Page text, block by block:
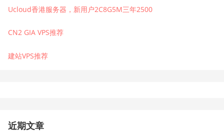
Ucloud香港服务器，新用户2C8G5M三年2500
CN2 GIA VPS推荐
建站VPS推荐
近期文章